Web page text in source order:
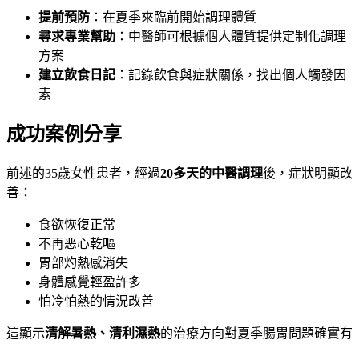
提前預防 ：在夏季來臨前開始調理體質
尋求專業幫助 ：中醫師可根據個人體質提供定制化調理
方案
建立飲食日記 ：記錄飲食與症狀關係，找出個人觸發因
素
成功案例分享
前述的35歲女性患者，經過20多天的中醫調理後，症狀明顯改
善：
食欲恢復正常
不再恶心乾嘔
胃部灼熱感消失
身體感覺輕盈許多
怕冷怕熱的情況改善
這顯示清解暑熱、清利濕熱的治療方向對夏季腸胃問題確實有